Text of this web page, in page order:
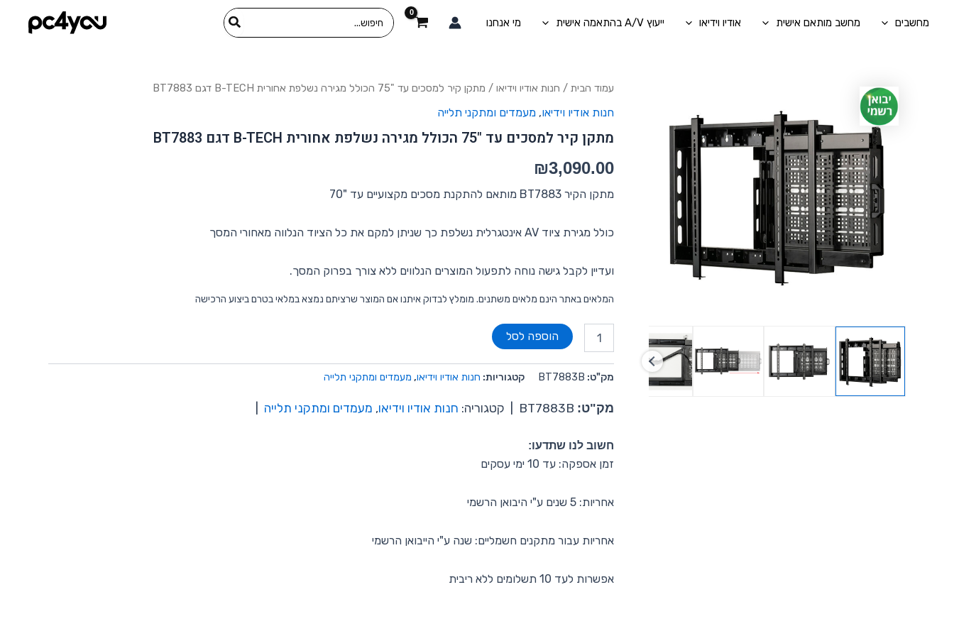
מחשבים מחשב מותאם אישית אודיו וידיאו ייעוץ A/V בהתאמה אישית מי אנחנו
Search
for:
עמוד הבית/ חנות אודיו וידיאו/ מתקן קיר למסכים עד "75 הכולל מגירה נשלפת אחורית B-TECH דגם BT7883
חנות אודיו וידיאו, מעמדים ומתקני תלייה
מתקן קיר למסכים עד "75 הכולל מגירה נשלפת אחורית B-TECH דגם BT7883
₪3,090.00
מתקן הקיר BT7883 מותאם להתקנת מסכים מקצועיים עד "70
כולל מגירת ציוד AV אינטגרלית נשלפת כך שניתן למקם את כל הציוד הנלווה מאחורי המסך
ועדיין לקבל גישה נוחה לתפעול המוצרים הנלווים ללא צורך בפרוק המסך.
המלאים באתר הינם מלאים משתנים. מומלץ לבדוק איתנו אם המוצר שרציתם נמצא במלאי בטרם ביצוע הרכישה
כמות
מתקן
למסכים
"75
מגירה
אחורית
דגם
הוספה לסל
מק"ט: BT7883B קטגוריות: חנות אודיו וידיאו, מעמדים ומתקני תלייה
מק"ט: קטגוריה: חנות אודיו וידיאו, מעמדים ומתקני תלייה
חשוב לנו שתדעו:
זמן אספקה: עד 10 ימי עסקים
אחריות: 5 שנים ע"י היבואן הרשמי
אחריות עבור מתקנים חשמליים: שנה ע"י הייבואן הרשמי
אפשרות לעד 10 תשלומים ללא ריבית